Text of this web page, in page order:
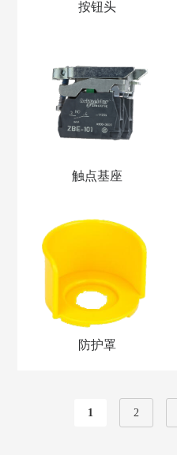
按钮头
触点基座
防护罩
1 2